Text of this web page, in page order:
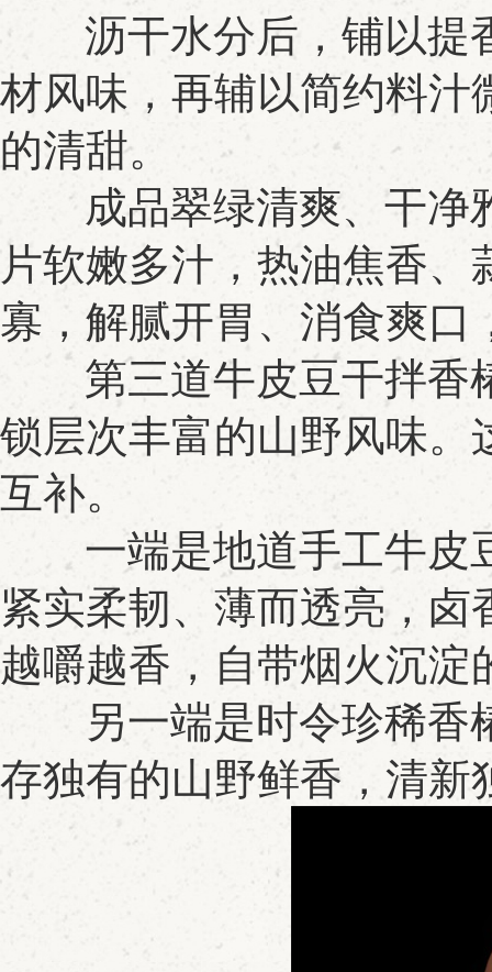
沥干水分后，铺以提香
材风味，再辅以简约料
的清甜。
成品翠绿清爽、干净
片软嫩多汁，热油焦香
寡，解腻开胃、消食爽
第三道牛皮豆干拌香
锁层次丰富的山野风味
互补。
一端是地道手工牛皮
紧实柔韧、薄而透亮，
越嚼越香，自带烟火沉淀
另一端是时令珍稀香
存独有的山野鲜香，清